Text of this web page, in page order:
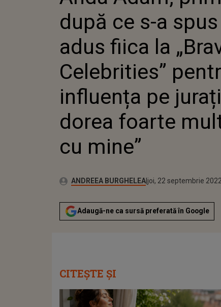
după ce s-a
adus fiica la
Celebrities”
influența pe
dorea foarte
cu mine”
Autor:ANDREEA BURGHELEAPublicat:
miercuri, 22
Actualizat:
joi, 22 septembrie 2022
Adaugă-ne ca sursă preferată în Google
CITEȘTE ȘI